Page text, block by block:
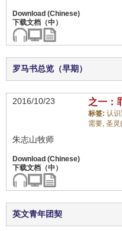
罗马书总览（早期）
2016/10/23 之一：
标签: 认识
需要, 圣灵
朱志山牧师
英文青年团契